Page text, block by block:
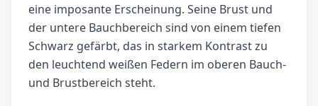
eine imposante Erscheinung. Seine Brust und
der untere Bauchbereich sind von einem tiefen
Schwarz gefärbt, das in starkem Kontrast zu
den leuchtend weißen Federn im oberen Bauch-
und Brustbereich steht.